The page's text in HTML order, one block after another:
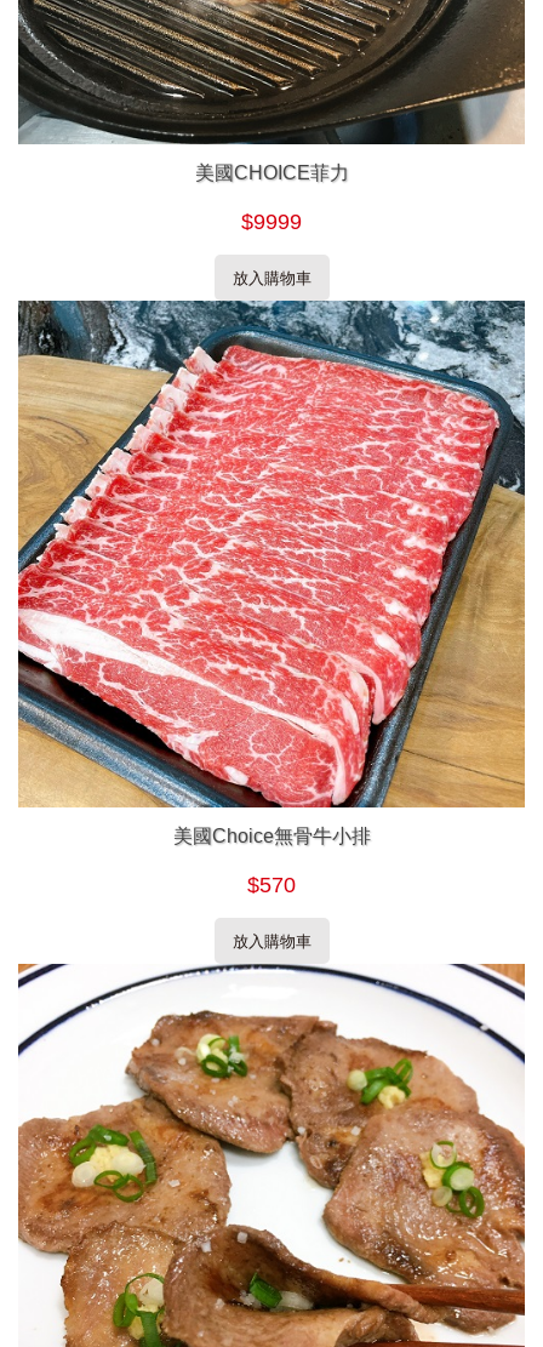
美國CHOICE菲力
$9999
放入購物車
美國Choice無骨牛小排
$570
放入購物車